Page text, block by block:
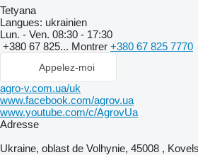
Tetyana
Langues: ukrainien
Lun. - Ven. 08:30 - 17:30
+380 67 825... Montrer +380 67 825 7770
Appelez-moi
agro-v.com.ua/uk
www.facebook.com/agrov.ua
www.youtube.com/c/AgrovUa
Adresse
Ukraine, oblast de Volhynie, 45008 ,